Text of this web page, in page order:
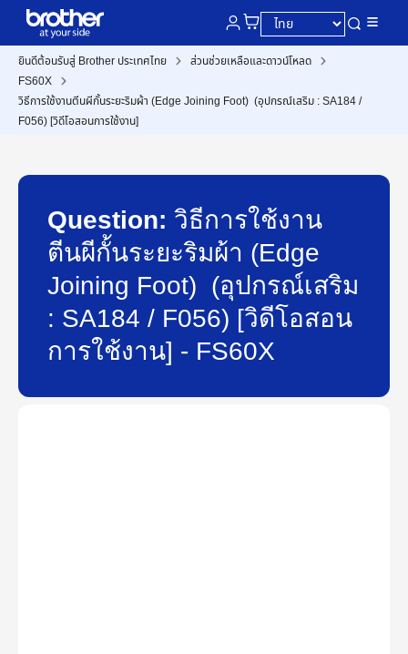
ยินดีต้อนรับสู่ Brother ประเทศไทย
ส่วนช่วยเหลือและดาวน์โหลด
FS60X
วิธีการใช้งานตีนผีกั้นระยะริมผ้า (Edge Joining Foot) (อุปกรณ์เสริม : SA184 /
F056) [วิดีโอสอนการใช้งาน]
Question: วิธีการใช้งาน
ตีนผีกั้นระยะริมผ้า (Edge
Joining Foot) (อุปกรณ์เสริม
: SA184 / F056) [วิดีโอสอน
การใช้งาน] - FS60X